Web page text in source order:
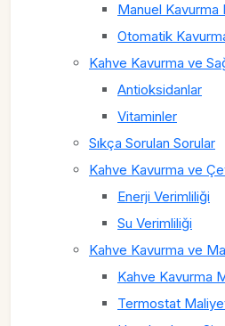
Manuel Kavurma
Otomatik
Kahve Kavurma ve
Antioksidanlar
Vitaminler
Sıkça Sorulan Sorular
Kahve Kavurma ve
Enerji Verimliliği
Su Verimliliği
Kahve Kavurma ve
Kahve Kavurma
Termostat